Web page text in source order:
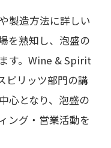
製造方法に詳しい
を熟知し、泡盛の
す。Wine & Spirit
ピリッツ部門の講
心となり、泡盛の
ング・営業活動を